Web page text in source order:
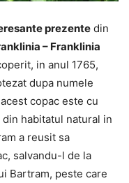
prezente din
– Franklinia
in anul 1765,
dupa numele
copac este cu
habitatul natural in
a reusit sa
salvandu-l de la
Bartram, peste care